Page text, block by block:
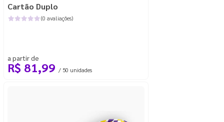
Cartão Duplo
(0 avaliações)
a partir de
R$ 81,99 / 50 unidades